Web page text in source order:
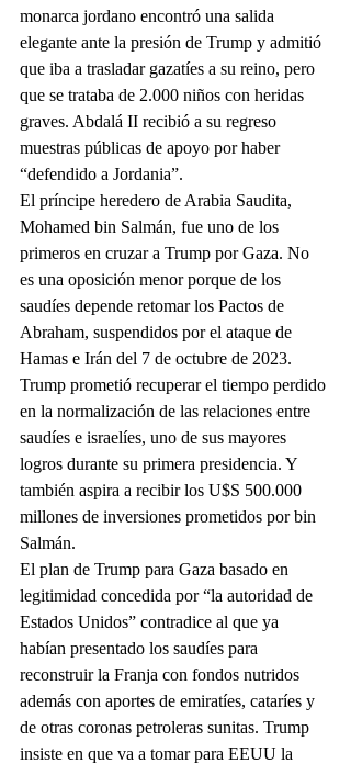
monarca jordano encontró una salida
elegante ante la presión de Trump y admitió
que iba a trasladar gazatíes a su reino, pero
que se trataba de 2.000 niños con heridas
graves. Abdalá II recibió a su regreso
muestras públicas de apoyo por haber
“defendido a Jordania”.
El príncipe heredero de Arabia Saudita,
Mohamed bin Salmán, fue uno de los
primeros en cruzar a Trump por Gaza. No
es una oposición menor porque de los
saudíes depende retomar los Pactos de
Abraham, suspendidos por el ataque de
Hamas e Irán del 7 de octubre de 2023.
Trump prometió recuperar el tiempo perdido
en la normalización de las relaciones entre
saudíes e israelíes, uno de sus mayores
logros durante su primera presidencia. Y
también aspira a recibir los U$S 500.000
millones de inversiones prometidos por bin
Salmán.
El plan de Trump para Gaza basado en
legitimidad concedida por “la autoridad de
Estados Unidos” contradice al que ya
habían presentado los saudíes para
reconstruir la Franja con fondos nutridos
además con aportes de emiratíes, cataríes y
de otras coronas petroleras sunitas. Trump
insiste en que va a tomar para EEUU la